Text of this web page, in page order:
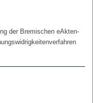
der Bremischen eAkten-